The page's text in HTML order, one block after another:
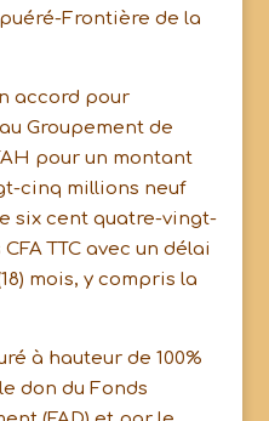
Frontière de la
accord pour
Groupement de
pour un montant
cinq millions neuf
six cent quatre-vingt-
TTC avec un délai
mois, y compris la
à hauteur de 100%
don du Fonds